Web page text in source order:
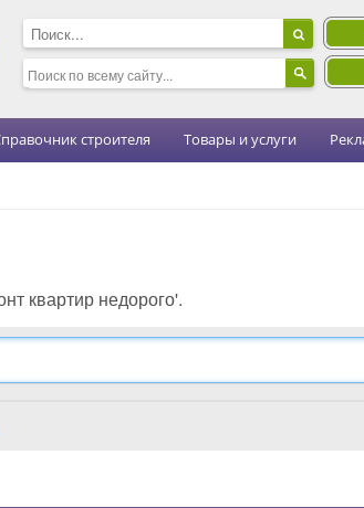
строителя Товары и услуги
квартир недорого'.